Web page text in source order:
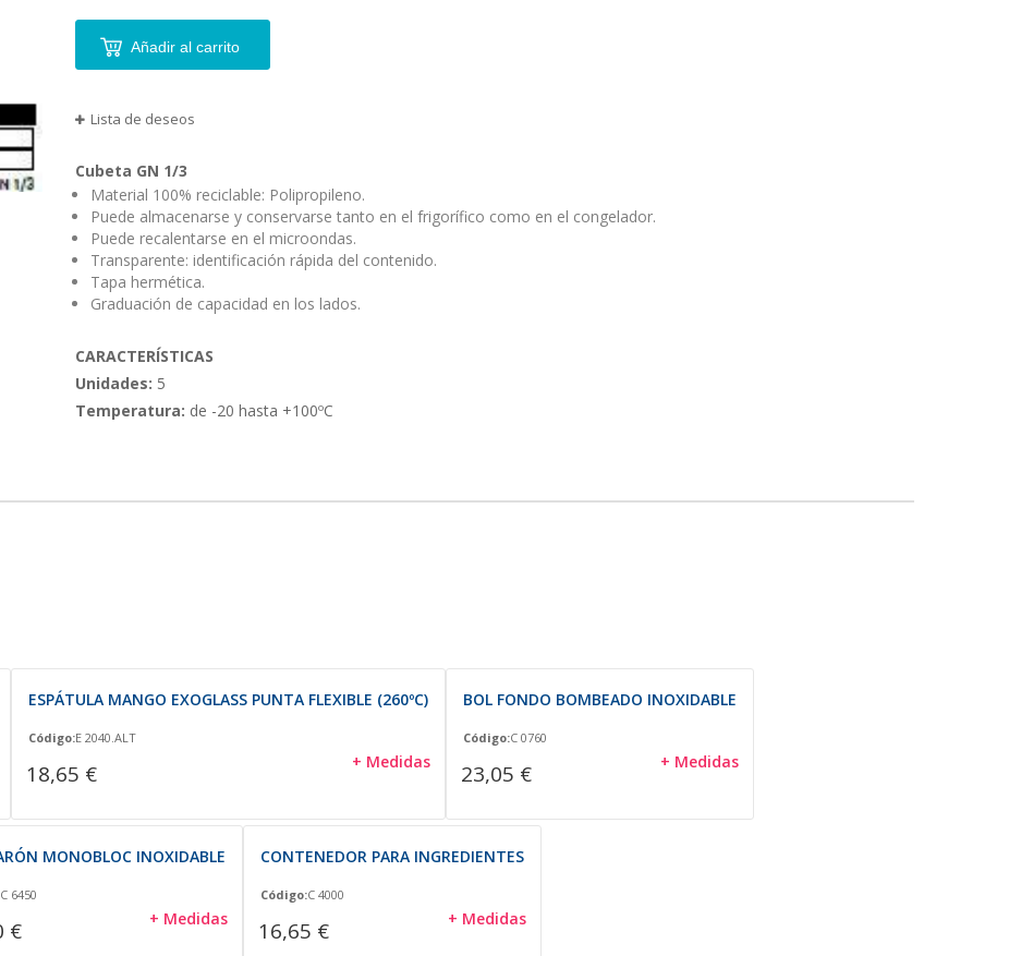
Añadir al carrito
Lista de deseos
Cubeta GN 1/3
Material 100% reciclable: Polipropileno.
Puede almacenarse y conservarse tanto en el frigorífico como en el congelador.
Puede recalentarse en el microondas.
Transparente: identificación rápida del contenido.
Tapa hermética.
Graduación de capacidad en los lados.
CARACTERÍSTICAS
Unidades: 5
Temperatura: de -20 hasta +100ºC
ESPÁTULA MANGO EXOGLASS PUNTA FLEXIBLE (260ºC)
Código:E 2040.ALT
18,65 € + Medidas
BOL FONDO BOMBEADO INOXIDABLE
Código:C 0760
23,05 € + Medidas
MONOBLOC INOXIDABLE
C 6450
€ + Medidas
CONTENEDOR PARA INGREDIENTES
Código:C 4000
16,65 € + Medidas